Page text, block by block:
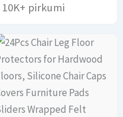
10K+ pirkumi